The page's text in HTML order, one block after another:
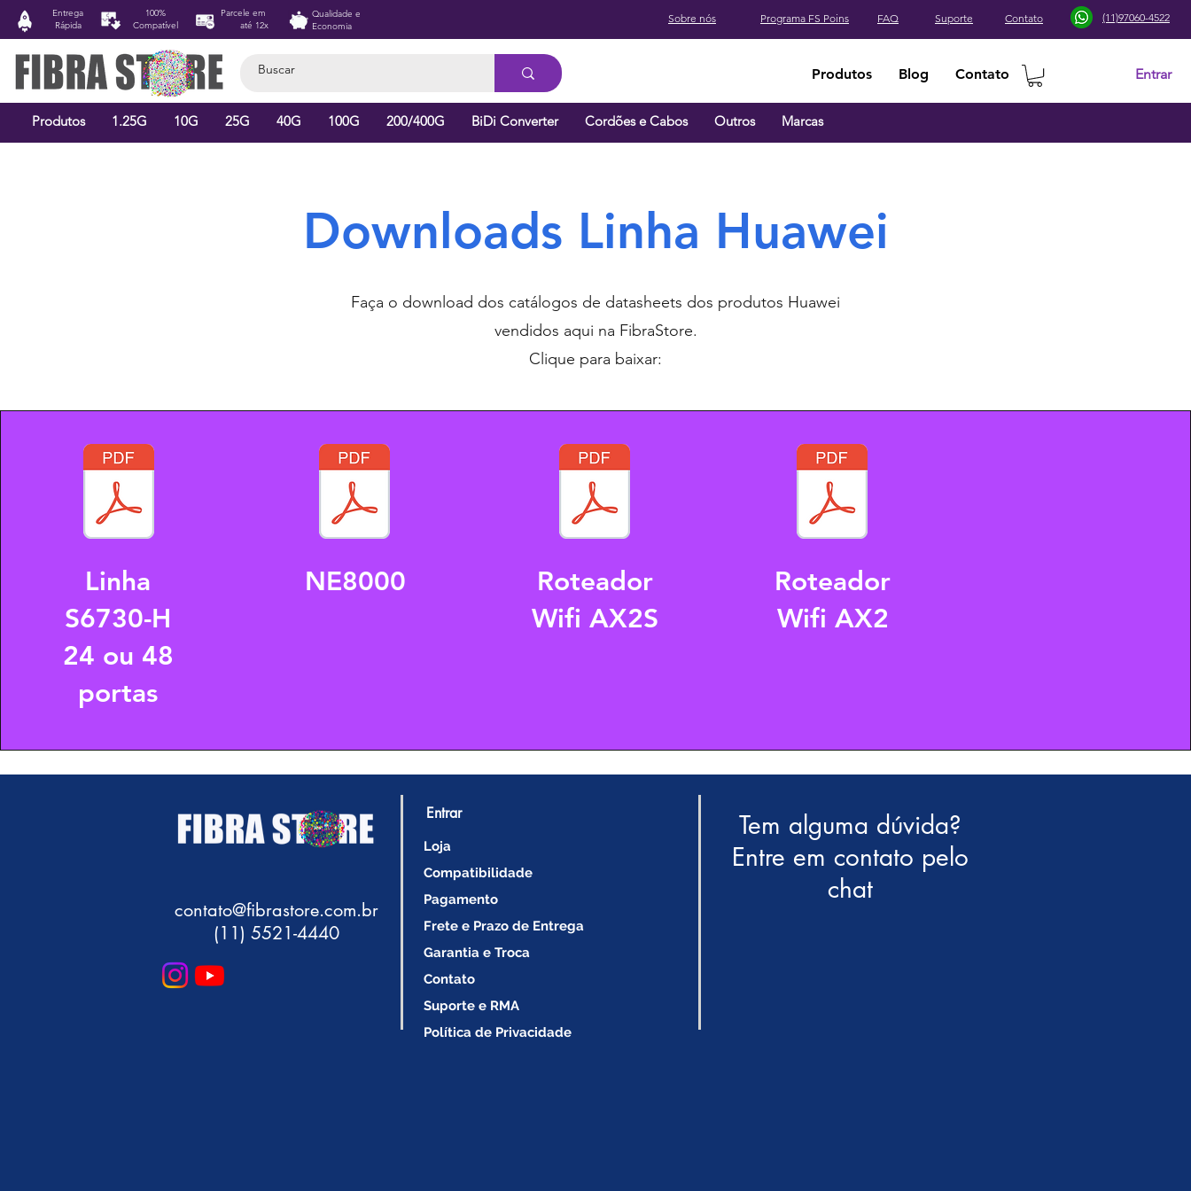
Entrega
Rápida
100%
Compatível
Parcele em
até 12x
Qualidade e
Economia
Sobre nós Programa FS Poins FAQ Suporte Contato (11)97060-4522
Produtos Blog Contato Entrar
Produtos 1.25G 10G 25G 40G 100G 200/400G BiDi Converter Cordões e Cabos Outros Marcas
Downloads Linha Huawei
Faça o download dos catálogos de datasheets dos produtos Huawei
vendidos aqui na FibraStore.
Clique para baixar:
Linha
S6730-H
24 ou 48
portas
NE8000
Roteador
Wifi AX2S
Roteador
Wifi AX2
contato@fibrastore.com.br
(11) 5521-4440
Entrar
Loja
Compatibilidade
Pagamento
Frete e Prazo de Entrega
Garantia e Troca
Contato
Suporte e RMA
Política de Privacidade
Tem alguma dúvida?
Entre em contato pelo
chat